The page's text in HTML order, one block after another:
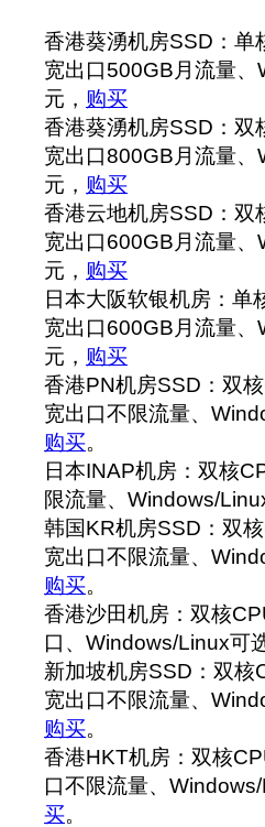
香港葵湧机房SSD：
宽出口500GB月流量、
元， 购买
香港葵湧机房SSD：
宽出口800GB月流量、
元， 购买
香港云地机房SSD：
宽出口600GB月流量、
元， 购买
日本大阪软银机房：
宽出口600GB月流量、
元， 购买
香港PN机房SSD：双
宽出口不限流量、
购买。
日本INAP机房：双核
限流量、Windows/
韩国KR机房SSD：双
宽出口不限流量、
购买。
香港沙田机房：双核
口、Windows/Linux可选
新加坡机房SSD：双
宽出口不限流量、
购买。
香港HKT机房：双核
口不限流量、Windows/
买。